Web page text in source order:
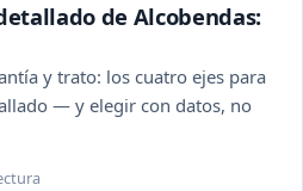
de Alcobendas:
y trato: los cuatro ejes para
— y elegir con datos, no